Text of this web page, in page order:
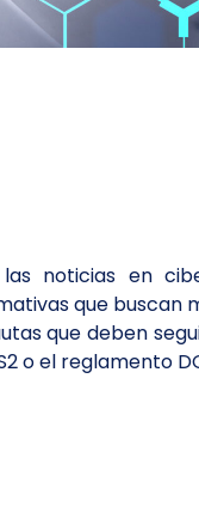
noticias en
que buscan
que deben
o el reglamento